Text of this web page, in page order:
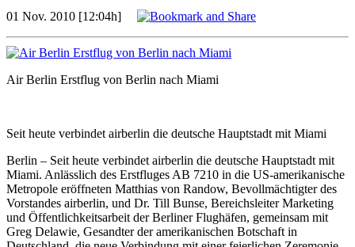
01 Nov. 2010 [12:04h]
Air Berlin Erstflug von Berlin nach Miami
Seit heute verbindet airberlin die deutsche Hauptstadt mit Miami
Berlin – Seit heute verbindet airberlin die deutsche Hauptstadt mit
Miami. Anlässlich des Erstfluges AB 7210 in die US-amerikanische
Metropole eröffneten Matthias von Randow, Bevollmächtigter des
Vorstandes airberlin, und Dr. Till Bunse, Bereichsleiter Marketing
und Öffentlichkeitsarbeit der Berliner Flughäfen, gemeinsam mit
Greg Delawie, Gesandter der amerikanischen Botschaft in